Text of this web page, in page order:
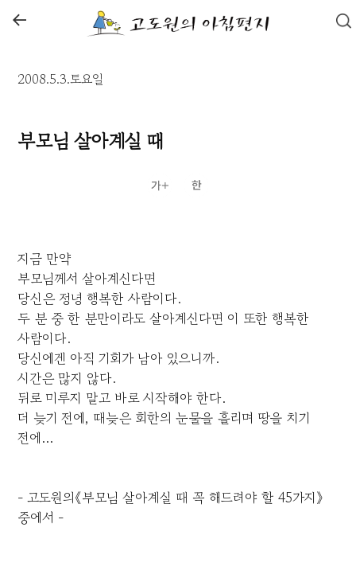
←
2008.5.3.토요일
부모님 살아계실 때
지금 만약
부모님께서 살아계신다면
당신은 정녕 행복한 사람이다.
두 분 중 한 분만이라도 살아계신다면 이 또한 행복한
사람이다.
당신에겐 아직 기회가 남아 있으니까.
시간은 많지 않다.
뒤로 미루지 말고 바로 시작해야 한다.
더 늦기 전에, 때늦은 회한의 눈물을 흘리며 땅을 치기
전에...
- 고도원의《부모님 살아계실 때 꼭 해드려야 할 45가지》
중에서 -